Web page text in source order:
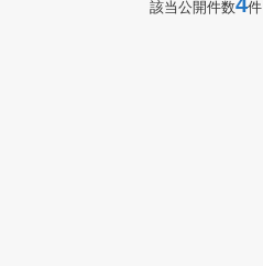
該当公開件数 件